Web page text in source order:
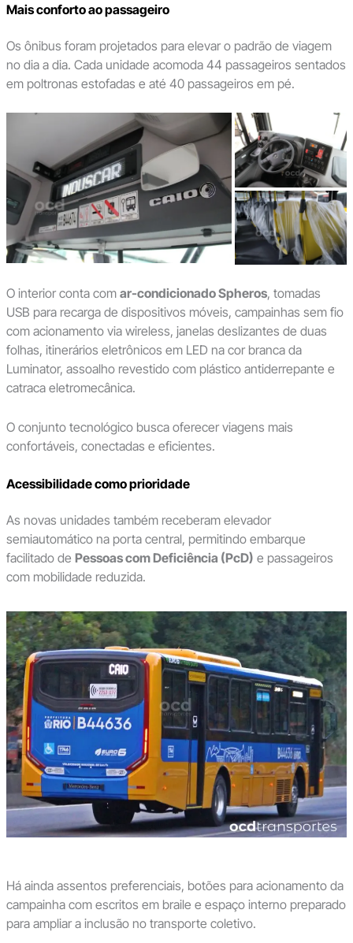
Mais conforto ao passageiro
Os ônibus foram projetados para elevar o padrão de viagem
no dia a dia. Cada unidade acomoda 44 passageiros sentados
em poltronas estofadas e até 40 passageiros em pé.
O interior conta com ar-condicionado Spheros, tomadas
USB para recarga de dispositivos móveis, campainhas sem fio
com acionamento via wireless, janelas deslizantes de duas
folhas, itinerários eletrônicos em LED na cor branca da
Luminator, assoalho revestido com plástico antiderrepante e
catraca eletromecânica.
O conjunto tecnológico busca oferecer viagens mais
confortáveis, conectadas e eficientes.
Acessibilidade como prioridade
As novas unidades também receberam elevador
semiautomático na porta central, permitindo embarque
facilitado de Pessoas com Deficiência (PcD) e passageiros
com mobilidade reduzida.
Há ainda assentos preferenciais, botões para acionamento da
campainha com escritos em braile e espaço interno preparado
para ampliar a inclusão no transporte coletivo.